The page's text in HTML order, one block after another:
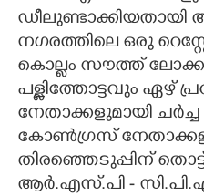
നഗരത്തിലെ ഒരു
കൊല്ലം സൗത്ത്
പള്ളിത്തോട്ടവും ഏഴ്
നേതാക്കളുമായി
കോൺഗ്രസ്
തിരഞ്ഞെടുപ്പിന്
ആർ.എസ്.പി -